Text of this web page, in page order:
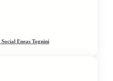
Eneas Tognini